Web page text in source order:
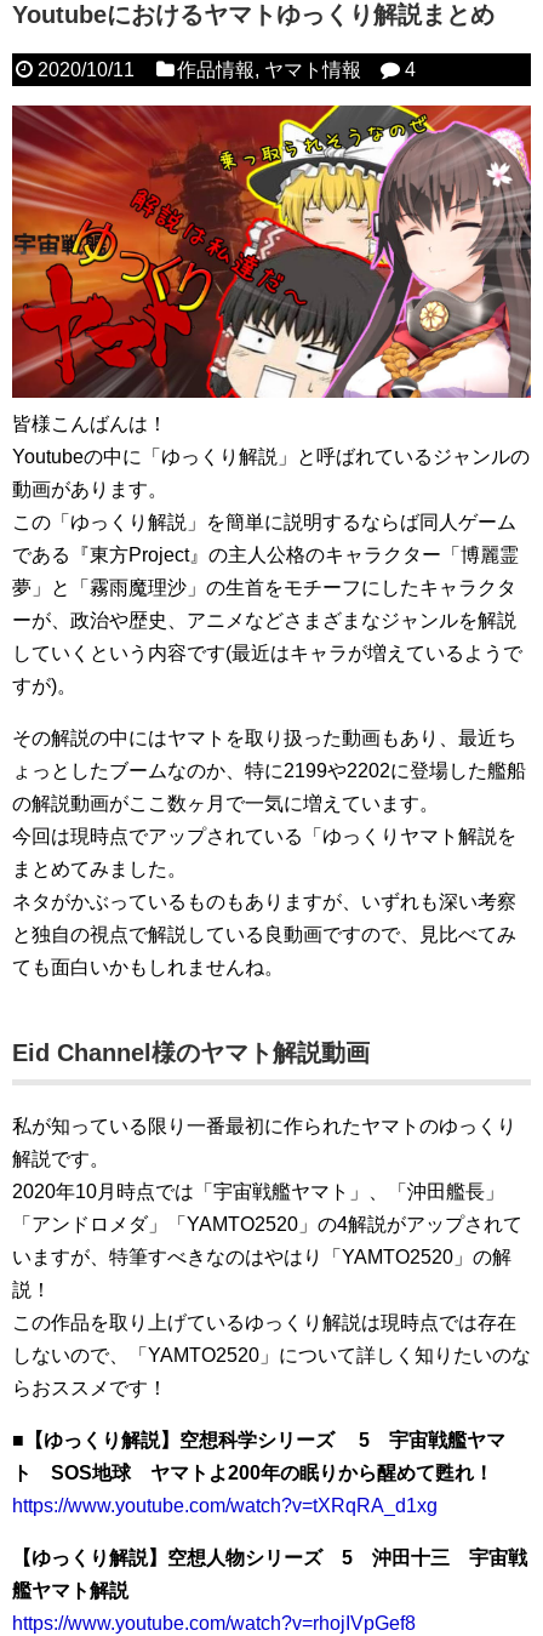
Youtubeにおけるヤマトゆっくり解説まとめ
2020/10/11 作品情報, ヤマト情報 4
皆様こんばんは！
Youtubeの中に「ゆっくり解説」と呼ばれているジャンルの
動画があります。
この「ゆっくり解説」を簡単に説明するならば同人ゲーム
である『東方Project』の主人公格のキャラクター「博麗霊
夢」と「霧雨魔理沙」の生首をモチーフにしたキャラクタ
ーが、政治や歴史、アニメなどさまざまなジャンルを解説
していくという内容です(最近はキャラが増えているようで
すが)。
その解説の中にはヤマトを取り扱った動画もあり、最近ち
ょっとしたブームなのか、特に2199や2202に登場した艦船
の解説動画がここ数ヶ月で一気に増えています。
今回は現時点でアップされている「ゆっくりヤマト解説を
まとめてみました。
ネタがかぶっているものもありますが、いずれも深い考察
と独自の視点で解説している良動画ですので、見比べてみ
ても面白いかもしれませんね。
Eid Channel様のヤマト解説動画
私が知っている限り一番最初に作られたヤマトのゆっくり
解説です。
2020年10月時点では「宇宙戦艦ヤマト」、「沖田艦長」
「アンドロメダ」「YAMTO2520」の4解説がアップされて
いますが、特筆すべきなのはやはり「YAMTO2520」の解
説！
この作品を取り上げているゆっくり解説は現時点では存在
しないので、「YAMTO2520」について詳しく知りたいのな
らおススメです！
■【ゆっくり解説】空想科学シリーズ 5 宇宙戦艦ヤマ
ト SOS地球 ヤマトよ200年の眠りから醒めて甦れ！
https://www.youtube.com/watch?v=tXRqRA_d1xg
【ゆっくり解説】空想人物シリーズ 5 沖田十三 宇宙戦
艦ヤマト解説
https://www.youtube.com/watch?v=rhojIVpGef8